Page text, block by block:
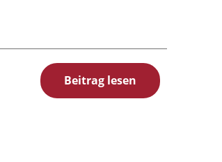
Beitrag lesen